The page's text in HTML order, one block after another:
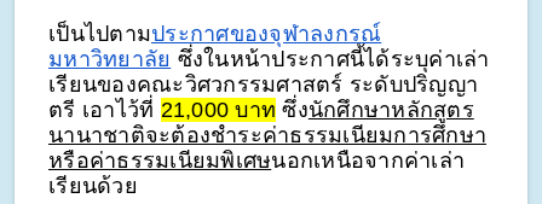
เป็นไปตามประกาศของจุฬาลงกรณ์
มหาวิทยาลัย ซึ่งในหน้าประกาศนี้ได้ระบุค่าเล่า
เรียนของคณะวิศวกรรมศาสตร์ ระดับปริญญา
ตรี เอาไว้ที่ 21,000 บาท ซึ่งนักศึกษาหลักสูตร
นานาชาติจะต้องชำระค่าธรรมเนียมการศึกษา
หรือค่าธรรมเนียมพิเศษนอกเหนือจากค่าเล่า
เรียนด้วย